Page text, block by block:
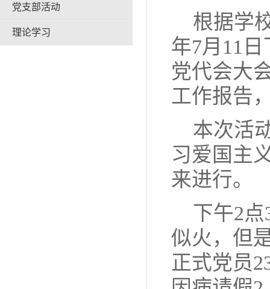
党支部活动
理论学习
根据学
年7月 11
党代会大
工作报告
本次活
习爱国主
来进行。
下午2点
似火，但
正式党员